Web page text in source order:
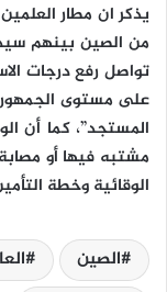
من الصين بينهم
تواصل رفع درجات
على مستوى
المستجد”، كما أن
مشتبه فيها أو
الوقائية وخطة
الصين